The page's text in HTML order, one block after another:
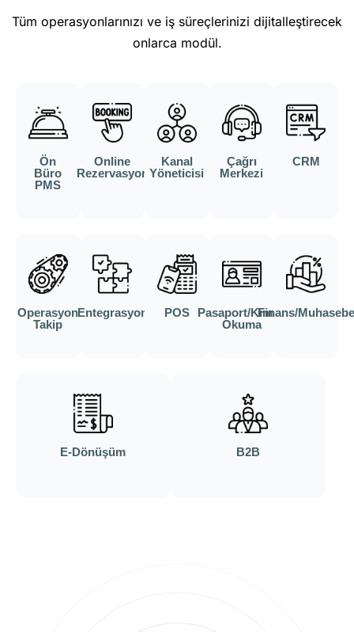
Tüm operasyonlarınızı ve iş süreçlerinizi dijitalleştirecek
onlarca modül.
Ön
Büro
PMS
Online
Rezervasyon
Kanal
Yöneticisi
Çağrı
Merkezi
CRM
Operasyon
Takip
Entegrasyon POS
Pasaport/Kimlik
Okuma
Finans/Muhasebe
E-Dönüşüm B2B